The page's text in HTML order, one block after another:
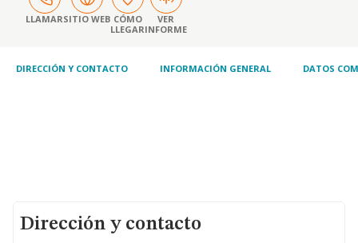
LLAMARSITIO WEB CÓMO
LLEGAR
VER
INFORME
DIRECCIÓN Y CONTACTO INFORMACIÓN GENERAL DATOS
Dirección y contacto